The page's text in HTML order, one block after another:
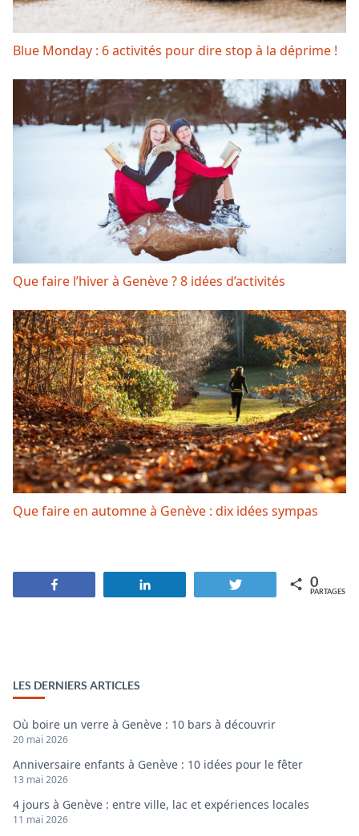
Blue Monday : 6 activités pour dire stop à la déprime !
Que faire l’hiver à Genève ? 8 idées d’activités
Que faire en automne à Genève : dix idées sympas
Tweetez 0
PARTAGES
LES DERNIERS ARTICLES
Où boire un verre à Genève : 10 bars à découvrir
20 mai 2026
Anniversaire enfants à Genève : 10 idées pour le fêter
13 mai 2026
4 jours à Genève : entre ville, lac et expériences locales
11 mai 2026